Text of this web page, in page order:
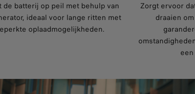
de batterij op peil met behulp van
ideaal voor lange ritten met
oplaadmogelijkheden.
Zorgt ervoor
draaien